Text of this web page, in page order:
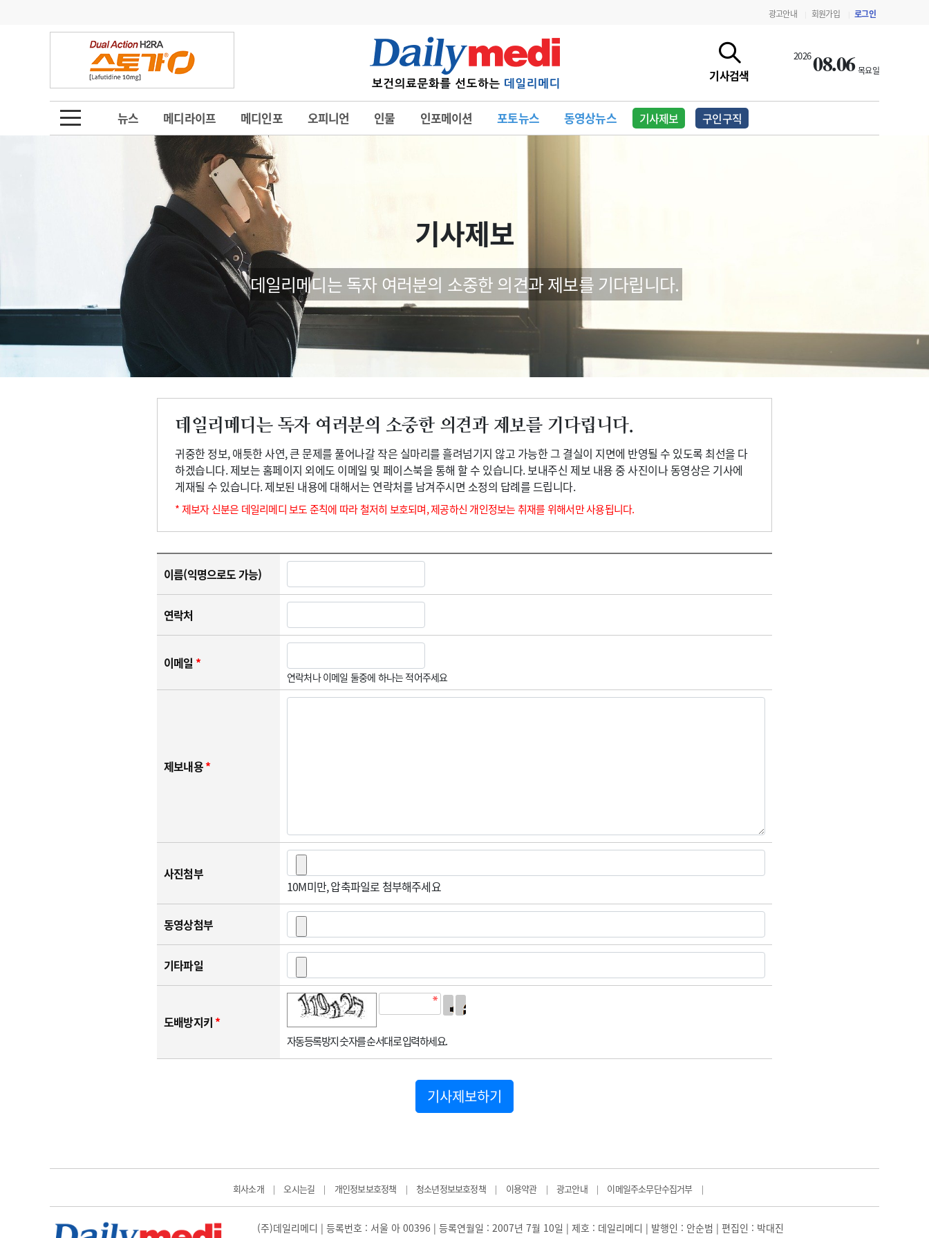
광고안내 회원가입 로그인
기사검색
202608.06 목요일
뉴스 메디라이프 메디인포 오피니언 인물 인포메이션 포토뉴스 동영상뉴스 기사제보 구인구직
금주의 검색어
1
의사인력 수급 추계
2
성분명 처방
3
AI의료
4
전공의 모집 결과
의사국시 합격률
6
관리급여 실시
의과대학 입시
10 약가인하
메디인포 사고
오피니언 칼럼 수첩
인물 초대석 피플
포토뉴스
지역병원 중소병원
행정처분 판례
학회·연수강좌 학회/연수강좌 행사
법적고지
기사제보
데일리메디는 독자 여러분의 소중한 의견과 제보를 기다립니다.
데일리메디는 독자 여러분의 소중한 의견과 제보를 기다립니다.
귀중한 정보, 애틋한 사연, 큰 문제를 풀어나갈 작은 실마리를 흘려넘기지 않고 가능한 그 결실이 지면에 반영될 수 있도록 최선을 다
하겠습니다. 제보는 홈페이지 외에도 이메일 및 페이스북을 통해 할 수 있습니다. 보내주신 제보 내용 중 사진이나 동영상은 기사에
게재될 수 있습니다. 제보된 내용에 대해서는 연락처를 남겨주시면 소정의 답례를 드립니다.
* 제보자 신분은 데일리메디 보도 준칙에 따라 철저히 보호되며, 제공하신 개인정보는 취재를 위해서만 사용됩니다.
이름(익명으로도 가능)
연락처
이메일 *
연락처나 이메일 둘중에 하나는 적어주세요
제보내용*
사진첨부
10M미만, 압축파일로 첨부해주세요
동영상첨부
기타파일
도배방지키 *
자동등록방지 숫자를 순서대로 입력하세요.
기사제보하기
회사소개 | 오시는길 | 개인정보보호정책 | 청소년정보보호정책 | 이용약관 | 광고안내 | 이메일주소무단수집거부 |
(주)데일리메디 | 등록번호 : 서울 아 00396 | 등록연월일 : 2007년 7월 10일 | 제호 : 데일리메디 | 발행인 : 안순범 | 편집인 : 박대진